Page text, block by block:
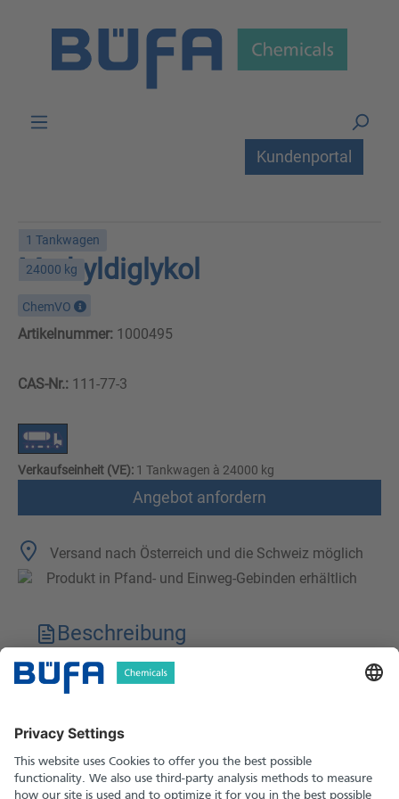
Kundenportal
1 Tankwagen
24000 kg
Methyldiglykol
ChemVO
Artikelnummer: 1000495
CAS-Nr.: 111-77-3
Verkaufseinheit (VE): 1 Tankwagen à 24000 kg
Angebot anfordern
Versand nach Österreich und die Schweiz möglich
Produkt in Pfand- und Einweg-Gebinden erhältlich
Beschreibung
Technische Merkmale
Sicherheitshinweise